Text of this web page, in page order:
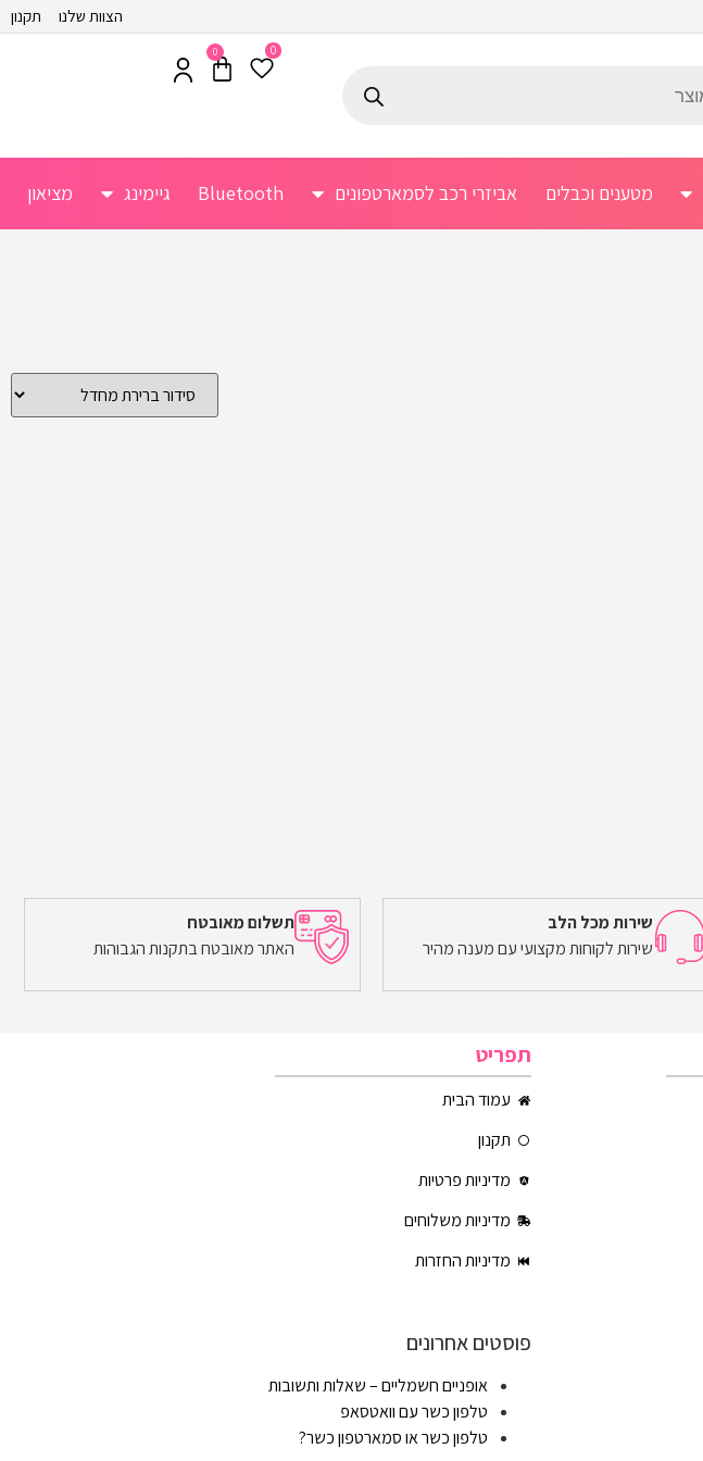
הצוות שלנו תקנון
0
0
מטענים וכבלים אביזרי רכב לסמארטפונים Bluetooth גיימינג מציאון
שירות מכל הלב
שירות לקוחות מקצועי עם מענה מהיר
תשלום מאובטח
האתר מאובטח בתקנות הגבוהות
תפריט
עמוד הבית
תקנון
מדיניות פרטיות
מדיניות משלוחים
מדיניות החזרות
פוסטים אחרונים
אופניים חשמליים – שאלות ותשובות
טלפון כשר עם וואטסאפ
טלפון כשר או סמארטפון כשר?